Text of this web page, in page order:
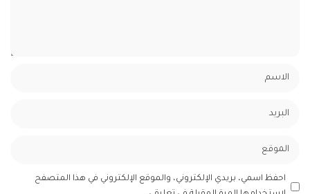
احفظ اسمي، بريدي الإلكتروني، والموقع الإلكتروني في هذا المتصفح